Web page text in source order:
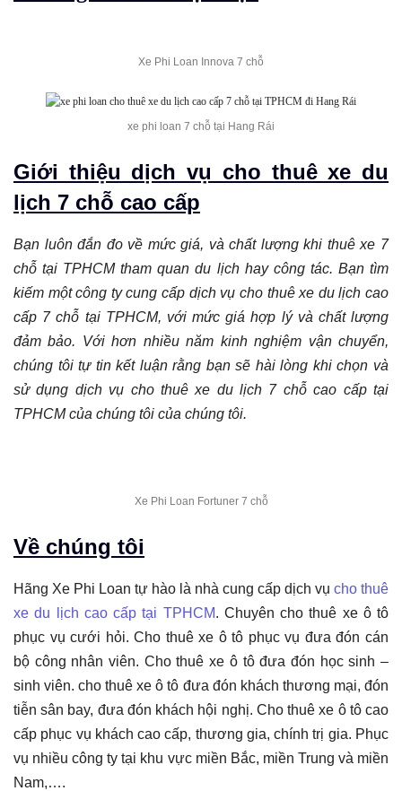
Xe Phi Loan Innova 7 chỗ
xe phi loan 7 chỗ tại Hang Rái
Giới thiệu dịch vụ cho thuê xe du
lịch 7 chỗ cao cấp
Bạn luôn đắn đo về mức giá, và chất lượng khi thuê xe 7
chỗ tại TPHCM tham quan du lịch hay công tác. Bạn tìm
kiếm một công ty cung cấp dịch vụ cho thuê xe du lịch cao
cấp 7 chỗ tại TPHCM, với mức giá hợp lý và chất lượng
đảm bảo. Với hơn nhiều năm kinh nghiệm vận chuyển,
chúng tôi tự tin kết luận rằng bạn sẽ hài lòng khi chọn và
sử dụng dịch vụ cho thuê xe du lịch 7 chỗ cao cấp tại
TPHCM của chúng tôi của chúng tôi.
Xe Phi Loan Fortuner 7 chỗ
Về chúng tôi
Hãng Xe Phi Loan tự hào là nhà cung cấp dịch vụ cho thuê
xe du lịch cao cấp tại TPHCM. Chuyên cho thuê xe ô tô
phục vụ cưới hỏi. Cho thuê xe ô tô phục vụ đưa đón cán
bộ công nhân viên. Cho thuê xe ô tô đưa đón học sinh –
sinh viên. cho thuê xe ô tô đưa đón khách thương mại, đón
tiễn sân bay, đưa đón khách hội nghị. Cho thuê xe ô tô cao
cấp phục vụ khách cao cấp, thương gia, chính trị gia. Phục
vụ nhiều công ty tại khu vực miền Bắc, miền Trung và miền
Nam,….